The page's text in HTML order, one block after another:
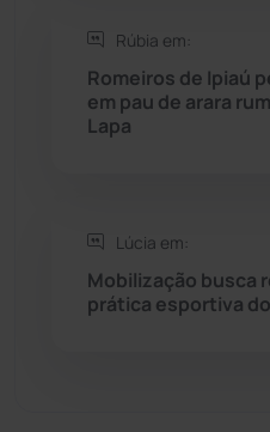
Sudoeste Baiano
Tecnologia
Rúbia em:
Romeiros de Ipiaú
em pau de arara
Lapa
Lúcia em:
Mobilização busca
prática esportiva